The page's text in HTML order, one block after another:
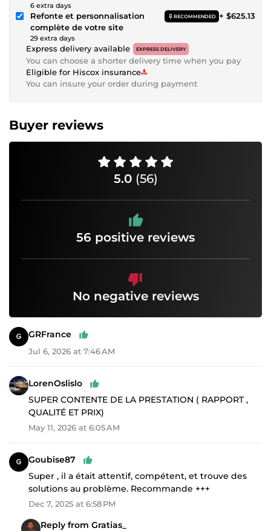
6 extra days
Refonte et personnalisation
complète de votre site
RECOMMENDED
29 extra days
+ $625.13
Express delivery available EXPRESS DELIVERY
You can choose a shorter delivery time when you pay
Eligible for Hiscox insurance
You can insure your order during payment
Buyer reviews
5.0 (56)
56 positive reviews
No negative reviews
GRFrance
Jul 6, 2026 at 7:46 AM
LorenOslislo
SUPER CONTENTE DE LA PRESTATION ( RAPPORT ,
QUALITÉ ET PRIX)
May 11, 2026 at 6:05 AM
Goubise87
Super , il a était attentif, compétent, et trouve des
solutions au problème. Recommande +++
Dec 7, 2025 at 6:58 PM
Reply from Gratias_